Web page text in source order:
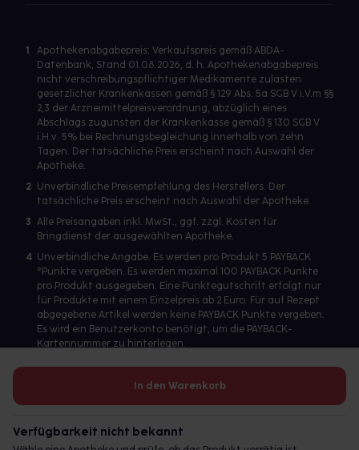
In den Warenkorb
Verfügbarkeit nicht bekannt
1
Apothekenabgabepreis: Verkaufspreis gemäß ABDA-
Datenbank, Stand 01.08.2026, d. h. Apothekenabgabepreis
nicht verschreibungspflichtiger Medikamente zulasten
gesetzlicher Krankenkassen gemäß § 129 Abs. 5a SGB V i.V.m §§
2,3 der Arzneimittelpreisverordnung, abzüglich eines
Abschlags zugunsten der Krankenkasse gemäß § 130 SGB V
i.H.v. 5% bei Rechnungsbegleichung innerhalb von zehn
Tagen. Der tatsächliche Preis erscheint nach Auswahl der
Apotheke.
2 Unverbindliche Preisempfehlung des Herstellers. Der
tatsächliche Preis erscheint nach Auswahl der Apotheke.
3 Alle Preisangaben inkl. MwSt., ggf. zzgl. Kosten für
Bringdienst der ausgewählten Apotheke.
4 Unverbindliche Angabe. Es werden pro Produkt 5 PAYBACK
°Punkte vergeben. Es werden maximal 100 PAYBACK Punkte
pro Produkt ausgegeben. Eine Punktegutschrift erfolgt nur
für Produkte mit einem Einzelpreis ab 2 Euro. Für auf Rezept
abgegebene Artikel werden keine PAYBACK Punkte vergeben.
Es wird ein Benutzerkonto benötigt, um die PAYBACK-
Kartennummer zu hinterlegen.
Betreiber des Portals und verantwortlich: gesund.de GmbH &
© 2026 gesund.de GmbH & Co. KG